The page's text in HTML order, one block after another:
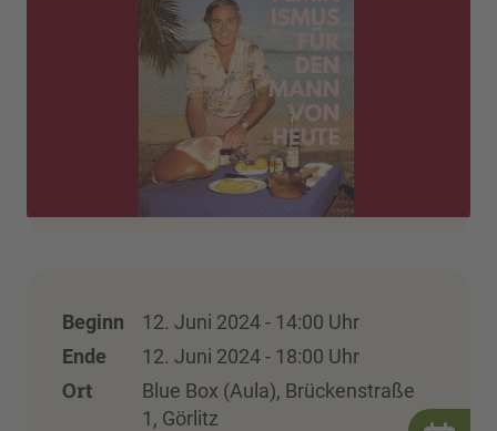
Beginn
12. Juni 2024 - 14:00 Uhr
Ende
12. Juni 2024 - 18:00 Uhr
Ort
Blue Box (Aula), Brückenstraße
1, Görlitz